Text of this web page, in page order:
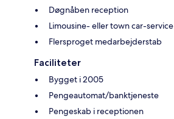
Døgnåben reception
Limousine- eller town car-service
Flersproget medarbejderstab
Faciliteter
Bygget i 2005
Pengeautomat/banktjeneste
Pengeskab i receptionen